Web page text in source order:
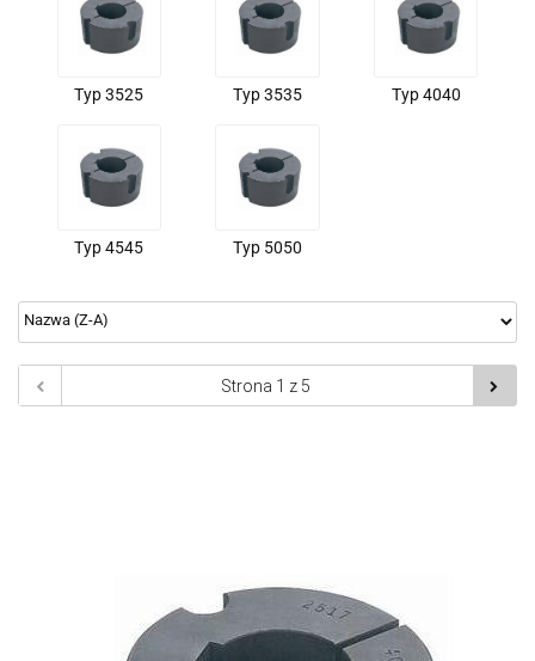
Typ 3525 Typ 3535 Typ 4040
Typ 4545 Typ 5050